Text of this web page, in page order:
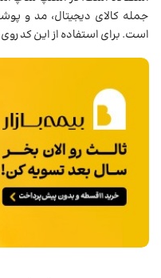
جمله کالای دیجیتال، مد و
است. برای استفاده از این کد